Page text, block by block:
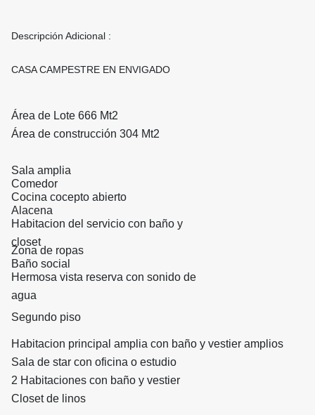
Descripción Adicional :
CASA CAMPESTRE EN ENVIGADO
Área de Lote 666 Mt2
Área de construcción 304 Mt2
Sala amplia
Comedor
Cocina cocepto abierto
Alacena
Habitacion del servicio con baño y
closet
Zona de ropas
Baño social
Hermosa vista reserva con sonido de
agua
Segundo piso
Habitacion principal amplia con baño y vestier amplios
Sala de star con oficina o estudio
2 Habitaciones con baño y vestier
Closet de linos